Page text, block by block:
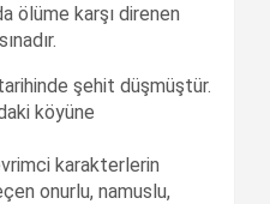
ölüme karşı direnen
şehit düşmüştür.
köyüne
karakterlerin
onurlu, namuslu,